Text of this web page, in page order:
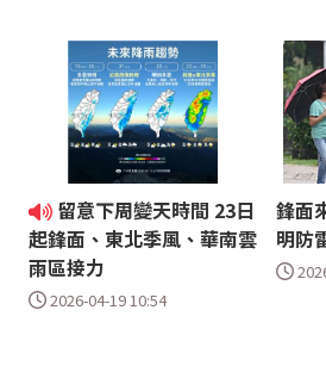
留意下周變天時間 23日
起鋒面、東北季風、華南雲
雨區接力
2026-04-19 10:54
鋒面
明防